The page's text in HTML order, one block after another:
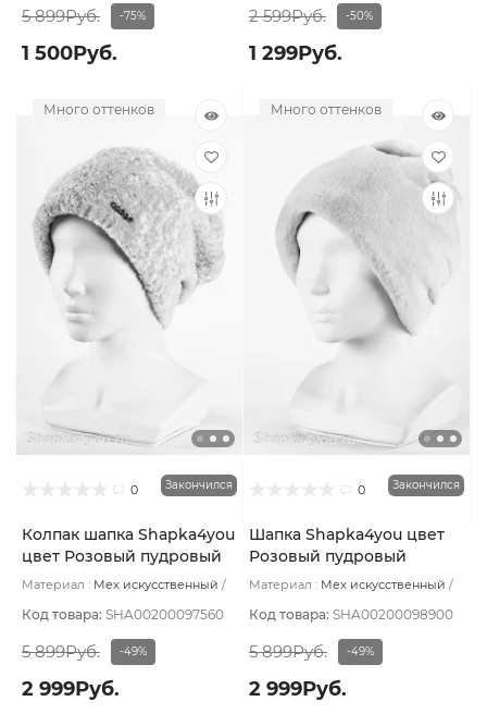
5 899Руб. -75%
1 500Руб.
2 599Руб. -50%
1 299Руб.
Много оттенков
0 Закончился
Колпак шапка Shapka4you
цвет Розовый пудровый
Материал : Мех искусственный
Код товара: SHA00200097560
5 899Руб. -49%
2 999Руб.
Много оттенков
0 Закончился
Шапка Shapka4you цвет
Розовый пудровый
светлый оч
Материал : Мех искусственный
Код товара: SHA00200098900
5 899Руб. -49%
2 999Руб.